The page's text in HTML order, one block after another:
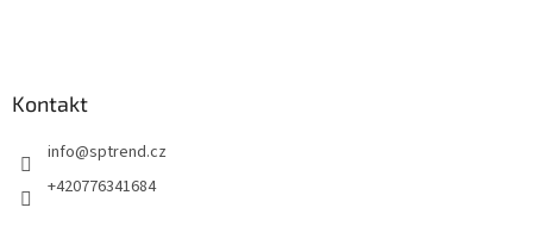
Kontakt
info@sptrend.cz
+420776341684